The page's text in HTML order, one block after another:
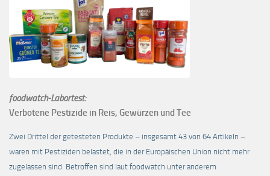
foodwatch-Labortest:
Verbotene Pestizide in Reis, Gewürzen und Tee
Zwei Drittel der getesteten Produkte – insgesamt 43 von 64 Artikeln –
waren mit Pestiziden belastet, die in der Europäischen Union nicht mehr
zugelassen sind. Betroffen sind laut foodwatch unter anderem